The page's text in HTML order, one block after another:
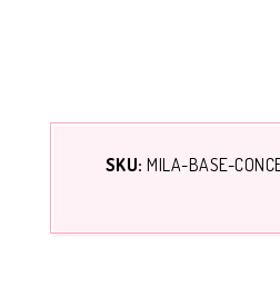
SKU: MILA-BASE-